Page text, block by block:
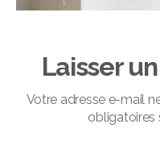
Laisser
Votre adresse e-mail
obligatoires